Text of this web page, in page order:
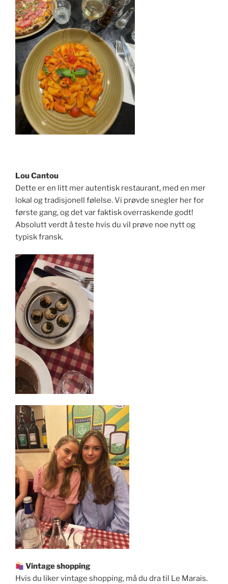
Lou Cantou
Dette er en litt mer autentisk restaurant, med en mer
lokal og tradisjonell følelse. Vi prøvde snegler her for
første gang, og det var faktisk overraskende godt!
Absolutt verdt å teste hvis du vil prøve noe nytt og
typisk fransk.
Vintage shopping
Hvis du liker vintage shopping, må du dra til Le Marais.